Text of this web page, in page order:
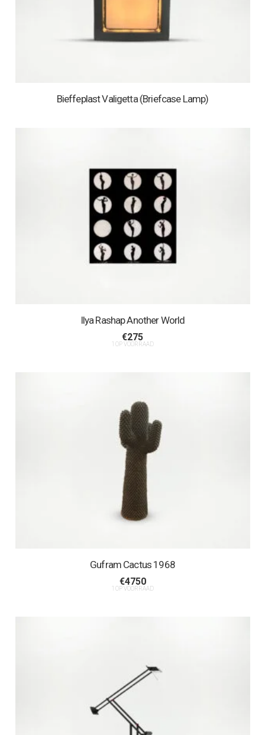
Bieffeplast Valigetta (Briefcase Lamp)
1 OP VOORRAAD
Ilya Rashap Another World
€275
1 OP VOORRAAD
Gufram Cactus 1968
€4750
1 OP VOORRAAD